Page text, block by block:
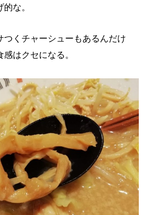
な。
つくチャーシューもあるんだけ
はクセになる。